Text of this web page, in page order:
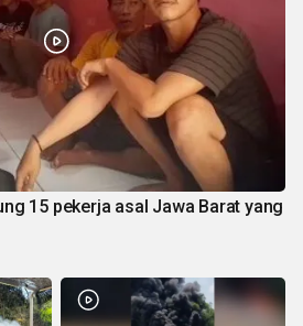
15 pekerja asal Jawa Barat yang